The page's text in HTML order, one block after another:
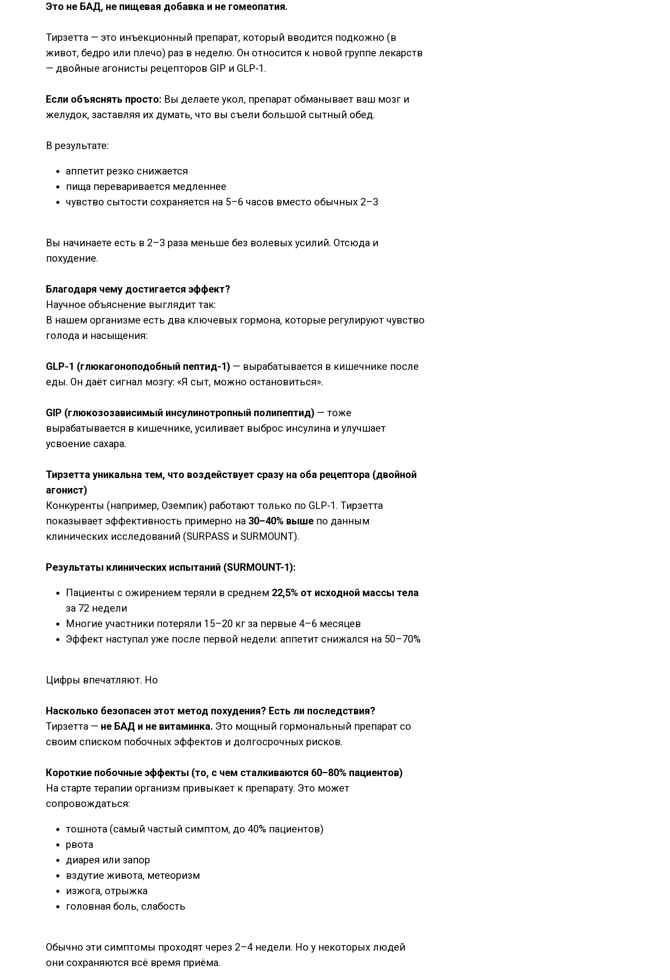
Это не БАД, не пищевая добавка и не гомеопатия.
Тирзетта — это инъекционный препарат, который вводится подкожно (в
живот, бедро или плечо) раз в неделю. Он относится к новой группе лекарств
— двойные агонисты рецепторов GIP и GLP-1.
Если объяснять просто: Вы делаете укол, препарат обманывает ваш мозг и
желудок, заставляя их думать, что вы съели большой сытный обед.
В результате:
аппетит резко снижается
пища переваривается медленнее
чувство сытости сохраняется на 5–6 часов вместо обычных 2–3
Вы начинаете есть в 2–3 раза меньше без волевых усилий. Отсюда и
похудение.
Благодаря чему достигается эффект?
Научное объяснение выглядит так:
В нашем организме есть два ключевых гормона, которые регулируют чувство
голода и насыщения:
GLP-1 (глюкагоноподобный пептид-1) — вырабатывается в кишечнике после
еды. Он даёт сигнал мозгу: «Я сыт, можно остановиться».
GIP (глюкозозависимый инсулинотропный полипептид) — тоже
вырабатывается в кишечнике, усиливает выброс инсулина и улучшает
усвоение сахара.
Тирзетта уникальна тем, что воздействует сразу на оба рецептора (двойной
агонист)
Конкуренты (например, Оземпик) работают только по GLP-1. Тирзетта
показывает эффективность примерно на 30–40% выше по данным
клинических исследований (SURPASS и SURMOUNT).
Результаты клинических испытаний (SURMOUNT-1):
Пациенты с ожирением теряли в среднем 22,5% от исходной массы тела
за 72 недели
Многие участники потеряли 15–20 кг за первые 4–6 месяцев
Эффект наступал уже после первой недели: аппетит снижался на 50–70%
Цифры впечатляют. Но
Насколько безопасен этот метод похудения? Есть ли последствия?
Тирзетта — не БАД и не витаминка. Это мощный гормональный препарат со
своим списком побочных эффектов и долгосрочных рисков.
Короткие побочные эффекты (то, с чем сталкиваются 60–80% пациентов)
На старте терапии организм привыкает к препарату. Это может
сопровождаться:
тошнота (самый частый симптом, до 40% пациентов)
рвота
диарея или запор
вздутие живота, метеоризм
изжога, отрыжка
головная боль, слабость
Обычно эти симптомы проходят через 2–4 недели. Но у некоторых людей
они сохраняются всё время приёма.